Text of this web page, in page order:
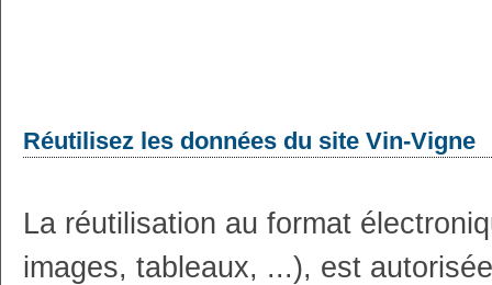
Réutilisez les données du site Vin-Vigne
La réutilisation au format
images, tableaux, ...), est